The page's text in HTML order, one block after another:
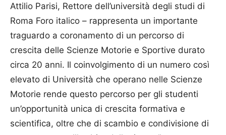
Attilio Parisi, Rettore dell’università degli studi di
Roma Foro italico – rappresenta un importante
traguardo a coronamento di un percorso di
crescita delle Scienze Motorie e Sportive durato
circa 20 anni. Il coinvolgimento di un numero così
elevato di Università che operano nelle Scienze
Motorie rende questo percorso per gli studenti
un’opportunità unica di crescita formativa e
scientifica, oltre che di scambio e condivisione di